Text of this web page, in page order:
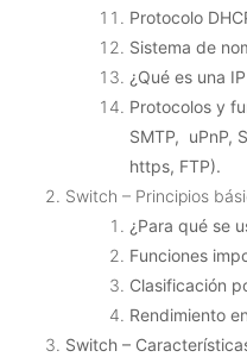
Protocolo
Sistema de
¿Qué es una
Protocolos y
SMTP, uPnP,
https, FTP).
Switch – Principios
¿Para qué se
Funciones
Clasificación
Rendimiento
Switch –